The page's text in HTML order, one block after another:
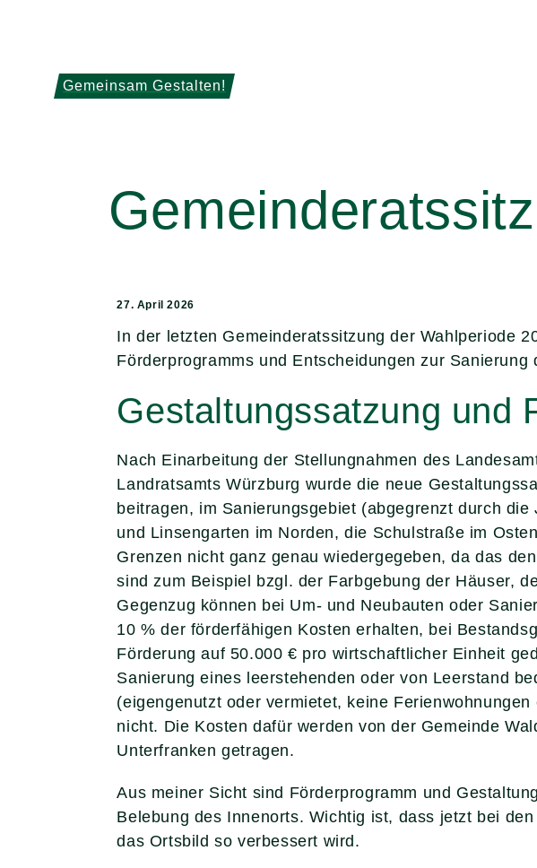
Gemeinsam Gestalten!
27. April 2026
In der letzten Gemeinderatssitzung der Wahlperiode
Förderprogramms und Entscheidungen zur Sanierung
Gestaltungssatzung und
Nach Einarbeitung der Stellungnahmen des
Landratsamts Würzburg wurde die neue
beitragen, im Sanierungsgebiet (abgegrenzt durch
und Linsengarten im Norden, die Schulstraße im
Grenzen nicht ganz genau wiedergegeben, da das
sind zum Beispiel bzgl. der Farbgebung der Häuser,
Gegenzug können bei Um- und Neubauten oder
10 % der förderfähigen Kosten erhalten, bei
Förderung auf 50.000 € pro wirtschaftlicher Einheit
Sanierung eines leerstehenden oder von Leerstand
(eigengenutzt oder vermietet, keine
nicht. Die Kosten dafür werden von der Gemeinde
Unterfranken getragen.
Aus meiner Sicht sind Förderprogramm und
Belebung des Innenorts. Wichtig ist, dass jetzt bei
das Ortsbild so verbessert wird.